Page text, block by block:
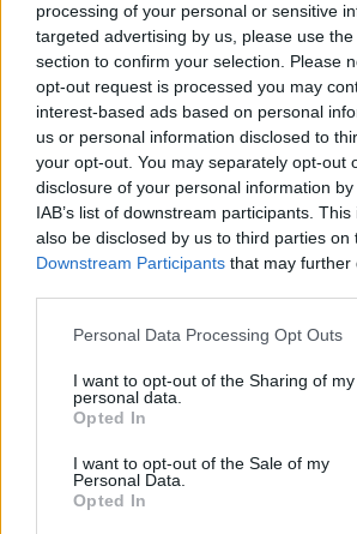
processing of your personal or sensitive
targeted advertising by us, please use
section to confirm your selection. Please
opt-out request is processed you may
interest-based ads based on personal
us or personal information disclosed to
your opt-out. You may separately opt-out
disclosure of your personal information
IAB’s list of downstream participants.
also be disclosed by us to third parties on
Downstream Participants that may further
Personal Data Processing Opt Outs
I want to opt-out of the Sharing of my
personal data.
Opted In
I want to opt-out of the Sale of my
Personal Data.
Opted In
Dzięki Tobie będziemy mogli
misję. Więcej informacji znajdziesz
Facebook
TwitterMessengerWhatsApp
EmailCopy
Link
Wersja do druku
BISKUPI FORMACJA KAPŁAŃSKA
WARSZTATY